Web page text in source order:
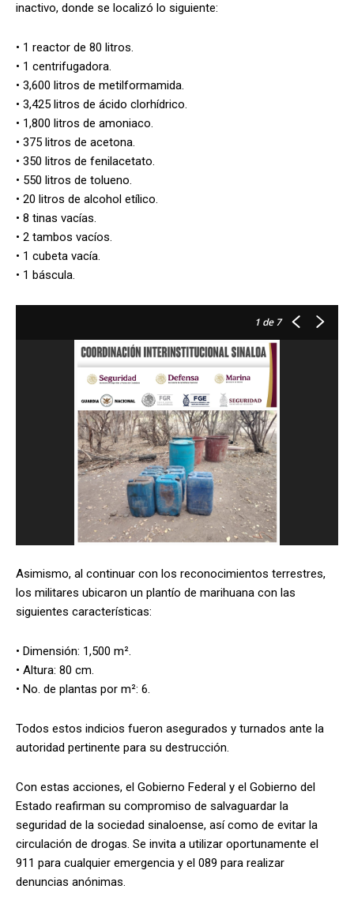
inactivo, donde se localizó lo siguiente:
• 1 reactor de 80 litros.
• 1 centrifugadora.
• 3,600 litros de metilformamida.
• 3,425 litros de ácido clorhídrico.
• 1,800 litros de amoniaco.
• 375 litros de acetona.
• 350 litros de fenilacetato.
• 550 litros de tolueno.
• 20 litros de alcohol etílico.
• 8 tinas vacías.
• 2 tambos vacíos.
• 1 cubeta vacía.
• 1 báscula.
1 de 7
Asimismo, al continuar con los reconocimientos terrestres,
los militares ubicaron un plantío de marihuana con las
siguientes características:
• Dimensión: 1,500 m².
• Altura: 80 cm.
• No. de plantas por m²: 6.
Todos estos indicios fueron asegurados y turnados ante la
autoridad pertinente para su destrucción.
Con estas acciones, el Gobierno Federal y el Gobierno del
Estado reafirman su compromiso de salvaguardar la
seguridad de la sociedad sinaloense, así como de evitar la
circulación de drogas. Se invita a utilizar oportunamente el
911 para cualquier emergencia y el 089 para realizar
denuncias anónimas.